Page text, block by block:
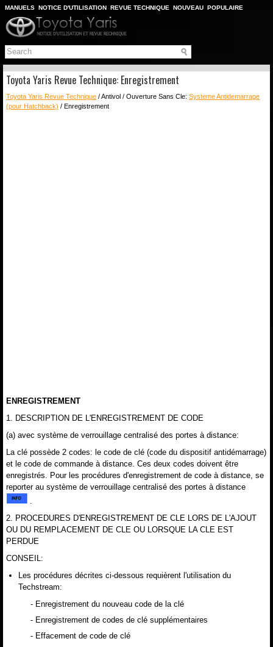
MANUELS NOTICE D'UTILISATION REVUE TECHNIQUE NOUVEAU POPULAIRE
PLAN DU SITE
CHERCHER
Toyota Yaris Revue Technique: Enregistrement
Toyota Yaris Revue Technique / Antivol / Ouverture Sans Cle: Systeme Antidemarrage
(pour Hatchback) / Enregistrement
ENREGISTREMENT
1. DESCRIPTION DE L'ENREGISTREMENT DE CODE
(a) avec système de verrouillage centralisé des portes à distance:
La clé possède 2 codes: le code de clé (code du dispositif antidémarrage)
et le code de commande à distance. Ces deux codes doivent être
enregistrés. Pour les procédures d'enregistrement de code à distance, se
reporter au système de verrouillage centralisé des portes à distance
2. PROCEDURES D'ENREGISTREMENT DE CLE LORS DE L'AJOUT
OU DU REMPLACEMENT DE CLE OU LORSQUE LA CLE EST
PERDUE
CONSEIL:
Les procédures décrites ci-dessous requièrent l'utilisation du
Techstream:
- Enregistrement du nouveau code de la clé
- Enregistrement de codes de clé supplémentaires
- Effacement de code de clé